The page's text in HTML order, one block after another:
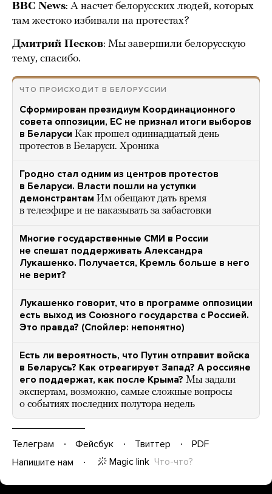
BBC News: А насчет белорусских людей, которых
там жестоко избивали на протестах?
Дмитрий Песков: Мы завершили белорусскую
тему, спасибо.
ЧТО ПРОИСХОДИТ В БЕЛОРУССИИ
Сформирован президиум Координационного
совета оппозиции, ЕС не признал итоги выборов
в Беларуси Как прошел одиннадцатый день
протестов в Беларуси. Хроника
Гродно стал одним из центров протестов
в Беларуси. Власти пошли на уступки
демонстрантам Им обещают дать время
в телеэфире и не наказывать за забастовки
Многие государственные СМИ в России
не спешат поддерживать Александра
Лукашенко. Получается, Кремль больше в него
не верит?
Лукашенко говорит, что в программе оппозиции
есть выход из Союзного государства с Россией.
Это правда? (Спойлер: непонятно)
Есть ли вероятность, что Путин отправит войска
в Беларусь? Как отреагирует Запад? А россияне
его поддержат, как после Крыма? Мы задали
экспертам, возможно, самые сложные вопросы
о событиях последних полутора недель
Телеграм Фейсбук Твиттер
PDF
Напишите нам
Magic link Что-что?